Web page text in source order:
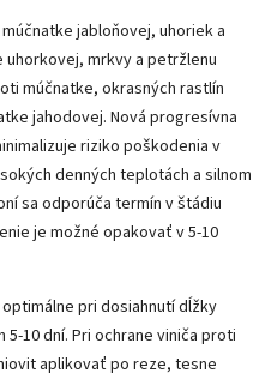
jabloňovej, uhoriek a
mrkvy a petržlenu
múčnatke, okrasných rastlín
jahodovej. Nová progresívna
riziko poškodenia v
denných teplotách a silnom
sa odporúča termín v štádiu
je možné opakovať v 5-10
pri dosiahnutí dĺžky
10 dní. Pri ochrane viniča proti
aplikovať po reze, tesne